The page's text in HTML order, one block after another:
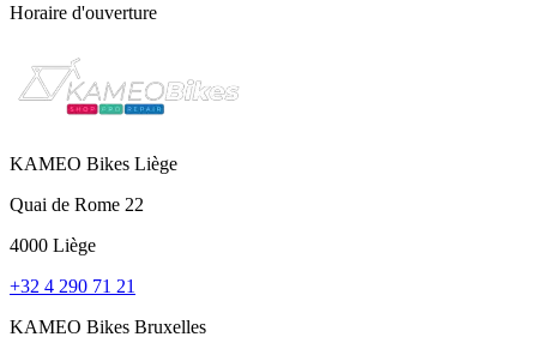
Horaire d'ouverture
KAMEO Bikes Liège
Quai de Rome 22
4000 Liège
+32 4 290 71 21
KAMEO Bikes Bruxelles